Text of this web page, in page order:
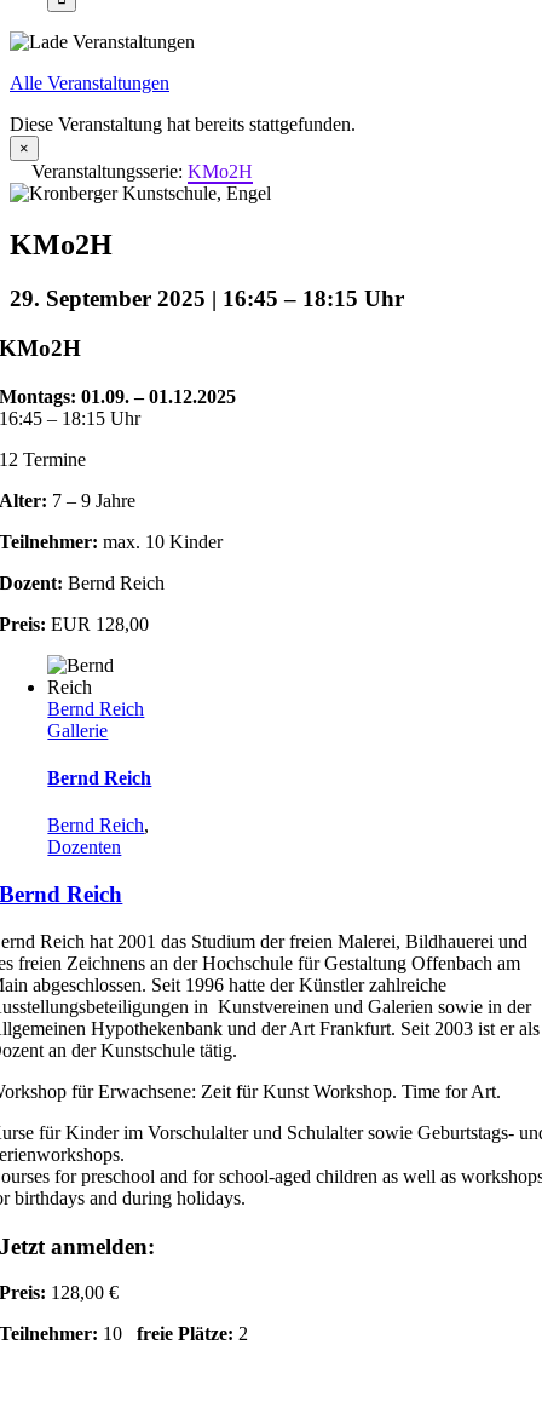
Alle Veranstaltungen
Diese Veranstaltung hat bereits stattgefunden.
×
Veranstaltungsserie: KMo2H
KMo2H
29. September 2025 | 16:45 – 18:15
KMo2H
Montags:01.09. – 01.12.2025
16:45 – 18:15 Uhr
12 Termine
Alter: 7 – 9 Jahre
Teilnehmer: max. 10 Kinder
Dozent: Bernd Reich
Preis: EUR 128,00
Bernd Reich
Gallerie
Bernd Reich
Bernd Reich,
Dozenten
Bernd Reich
Reich hat 2001 das Studium der freien Malerei, Bildhauerei und
freien Zeichnens an der Hochschule für Gestaltung Offenbach am
abgeschlossen. Seit 1996 hatte der Künstler zahlreiche
in Kunstvereinen und Galerien sowie in der
Hypothekenbank und der Art Frankfurt. Seit 2003 ist er als
an der Kunstschule tätig.
für Erwachsene: Zeit für Kunst Workshop. Time for Art.
für Kinder im Vorschulalter und Schulalter sowie Geburtstags-
for preschool and for school-aged children as well as
birthdays and during holidays.
Jetzt anmelden:
Preis: 128,00 €
Teilnehmer: 10freie Plätze: 2